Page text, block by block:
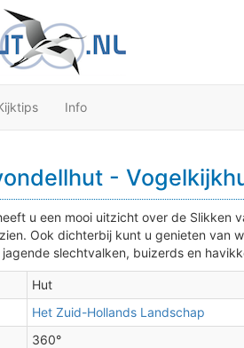
Info
-
u een mooi uitzicht over de Slikken
Ook dichterbij kunt u genieten van
slechtvalken, buizerds en
Hut
Het Zuid-Hollands Landschap
360°